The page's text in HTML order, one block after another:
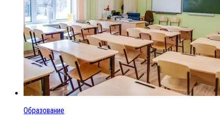
Образование